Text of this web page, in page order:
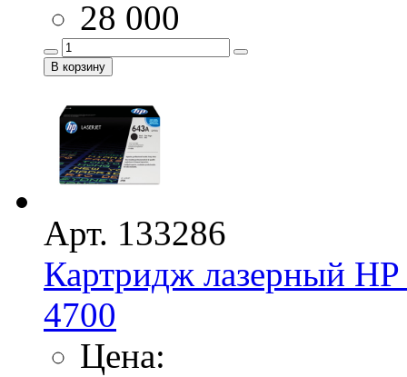
28 000
Арт. 133286
Картридж лазерный
4700
Цена: